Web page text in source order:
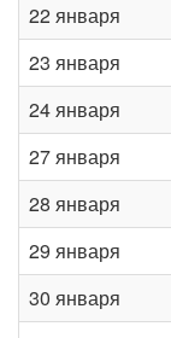
22 января
23 января
24 января
27 января
28 января
29 января
30 января